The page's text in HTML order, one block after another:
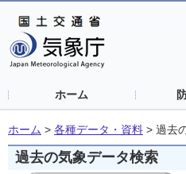
ホーム
ホーム > 各種データ・資料 > 過去
過去の気象データ検索